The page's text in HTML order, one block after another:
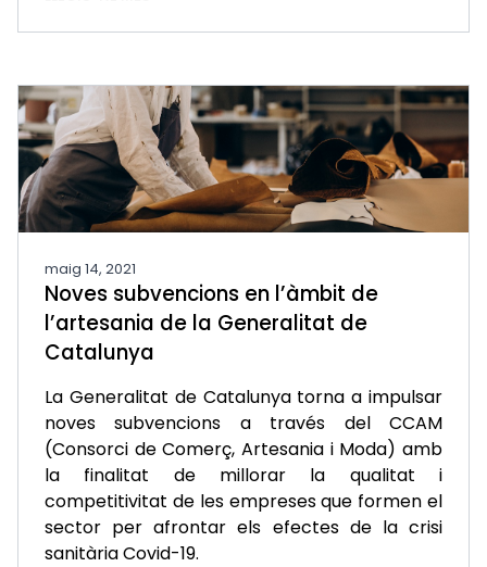
maig 14, 2021
Noves subvencions en l’àmbit de
l’artesania de la Generalitat de
Catalunya
La Generalitat de Catalunya torna a impulsar
noves subvencions a través del CCAM
(Consorci de Comerç, Artesania i Moda) amb
la finalitat de millorar la qualitat i
competitivitat de les empreses que formen el
sector per afrontar els efectes de la crisi
sanitària Covid-19.